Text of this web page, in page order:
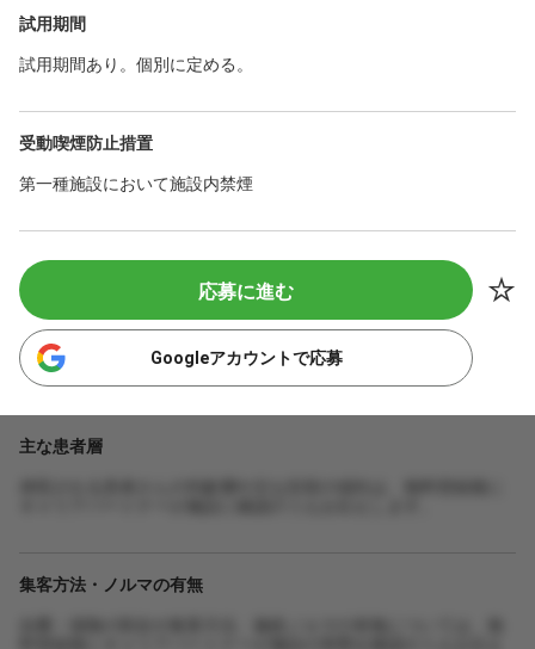
試用期間
試用期間あり。個別に定める。
受動喫煙防止措置
第一種施設において施設内禁煙
応募に進む
Googleアカウントで応募
主な患者層
集客方法・ノルマの有無